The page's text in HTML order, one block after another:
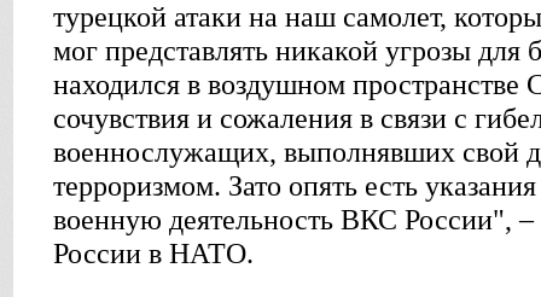
турецкой атаки на наш самолет,
мог представлять никакой угрозы для
находился в воздушном
сочувствия и сожаления в связи с
военнослужащих, выполнявших свой
терроризмом. Зато опять есть
военную деятельность ВКС России", –
России в НАТО.